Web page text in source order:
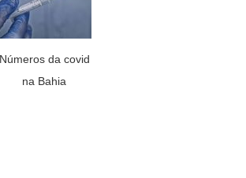
Números da covid
na Bahia